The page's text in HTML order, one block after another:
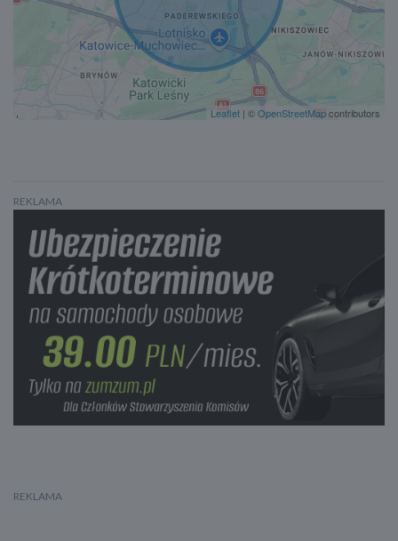
Leaflet | ©OpenStreetMapcontributors
REKLAMA